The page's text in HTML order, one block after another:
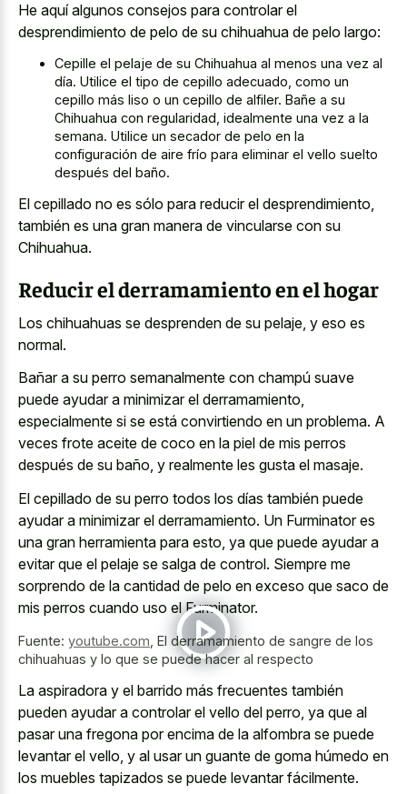
He aquí algunos consejos para controlar el
desprendimiento de pelo de su chihuahua de pelo largo:
Cepille el pelaje de su Chihuahua al menos una vez al
día. Utilice el tipo de cepillo adecuado, como un
cepillo más liso o un cepillo de alfiler. Bañe a su
Chihuahua con regularidad, idealmente una vez a la
semana. Utilice un secador de pelo en la
configuración de aire frío para eliminar el vello suelto
después del baño.
El cepillado no es sólo para reducir el desprendimiento,
también es una gran manera de vincularse con su
Chihuahua.
Reducir el derramamiento en el hogar
Los chihuahuas se desprenden de su pelaje, y eso es
normal.
Bañar a su perro semanalmente con champú suave
puede ayudar a minimizar el derramamiento,
especialmente si se está convirtiendo en un problema. A
veces frote aceite de coco en la piel de mis perros
después de su baño, y realmente les gusta el masaje.
El cepillado de su perro todos los días también puede
ayudar a minimizar el derramamiento. Un Furminator es
una gran herramienta para esto, ya que puede ayudar a
evitar que el pelaje se salga de control. Siempre me
sorprendo de la cantidad de pelo en exceso que saco de
mis perros cuando uso el Furminator.
Fuente: youtube.com El derramamiento de sangre de los
chihuahuas y lo que se puede hacer al respecto
La aspiradora y el barrido más frecuentes también
pueden ayudar a controlar el vello del perro, ya que al
pasar una fregona por encima de la alfombra se puede
levantar el vello, y al usar un guante de goma húmedo en
los muebles tapizados se puede levantar fácilmente.